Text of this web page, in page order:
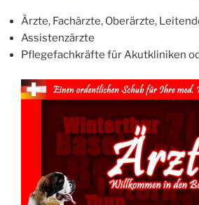
Ärzte, Fachärzte, Oberärzte,
Assistenzärzte
Pflegefachkräfte für Akutkliniken